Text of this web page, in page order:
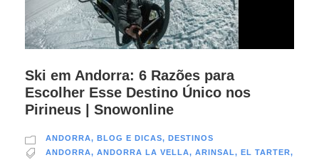
Ski em Andorra: 6 Razões para
Escolher Esse Destino Único nos
Pirineus | Snowonline
ANDORRA, BLOG E DICAS, DESTINOS
ANDORRA, ANDORRA LA VELLA, ARINSAL, EL TARTER,